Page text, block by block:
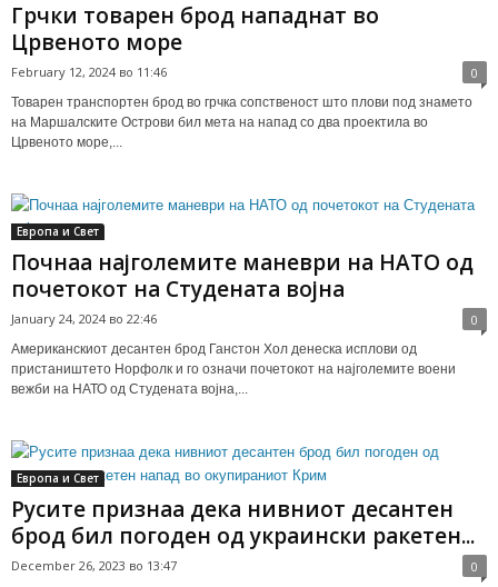
Грчки товарен брод нападнат во
Црвеното море
February 12, 2024 во 11:46 0
Товарен транспортен брод во грчка сопственост што плови под знамето
на Маршалските Острови бил мета на напад со два проектила во
Црвеното море,...
Европа и Свет
Почнаа најголемите маневри на НАТО од
почетокот на Студената војна
January 24, 2024 во 22:46 0
Американскиот десантен брод Ганстон Хол денеска исплови од
пристаништето Норфолк и го означи почетокот на најголемите воени
вежби на НАТО од Студената војна,...
Европа и Свет
Русите признаа дека нивниот десантен
брод бил погоден од украински ракетен...
December 26, 2023 во 13:47 0